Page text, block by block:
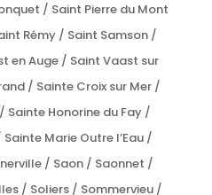
/ Saint Pierre du Mont
Rémy / Saint Samson /
en Auge / Saint Vaast sur
/ Sainte Croix sur Mer /
Sainte Honorine du Fay /
Marie Outre l’Eau /
/ Saon / Saonnet /
/ Soliers / Sommervieu /